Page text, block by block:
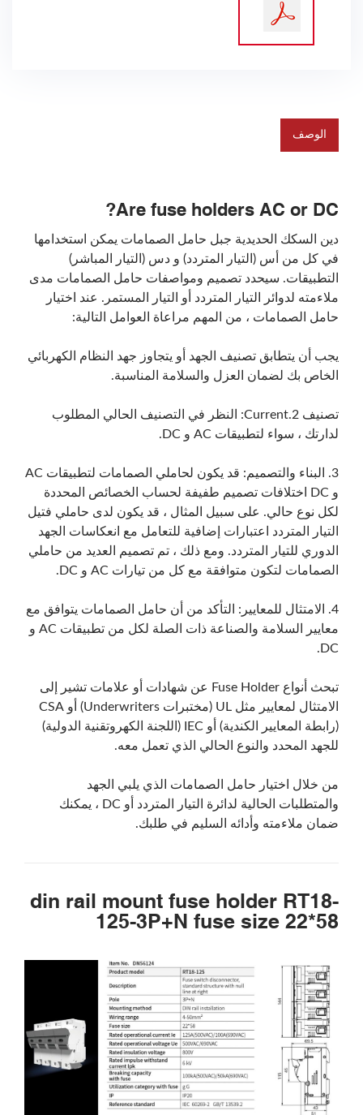
الوصف
Are fuse holders AC or DC?
دين السكك الحديدية جبل حامل الصمامات يمكن استخدامها
في كل من أس (التيار المتردد) و دس (التيار المباشر)
التطبيقات. سيحدد تصميم ومواصفات حامل الصمامات مدى
ملاءمته لدوائر التيار المتردد أو التيار المستمر. عند اختيار
حامل الصمامات ، من المهم مراعاة العوامل التالية:
يجب أن يتطابق تصنيف الجهد أو يتجاوز جهد النظام الكهربائي
الخاص بك لضمان العزل والسلامة المناسبة.
تصنيف 2.Current: النظر في التصنيف الحالي المطلوب
لدارتك ، سواء لتطبيقات AC و DC.
3. البناء والتصميم: قد يكون لحاملي الصمامات لتطبيقات AC
و DC اختلافات تصميم طفيفة لحساب الخصائص المحددة
لكل نوع حالي. على سبيل المثال ، قد يكون لدى حاملي فتيل
التيار المتردد اعتبارات إضافية للتعامل مع انعكاسات الجهد
الدوري للتيار المتردد. ومع ذلك ، تم تصميم العديد من حاملي
الصمامات لتكون متوافقة مع كل من تيارات AC و DC.
4. الامتثال للمعايير: التأكد من أن حامل الصمامات يتوافق مع
معايير السلامة والصناعة ذات الصلة لكل من تطبيقات AC و
DC.
تبحث أنواع Fuse Holder عن شهادات أو علامات تشير إلى
الامتثال لمعايير مثل UL (مختبرات Underwriters) أو CSA
(رابطة المعايير الكندية) أو IEC (اللجنة الكهروتقنية الدولية)
للجهد المحدد والنوع الحالي الذي تعمل معه.
من خلال اختيار حامل الصمامات الذي يلبي الجهد
والمتطلبات الحالية لدائرة التيار المتردد أو DC ، يمكنك
ضمان ملاءمته وأدائه السليم في طلبك.
din rail mount fuse holder RT18-
125-3P+N fuse size 22*58
يبحث